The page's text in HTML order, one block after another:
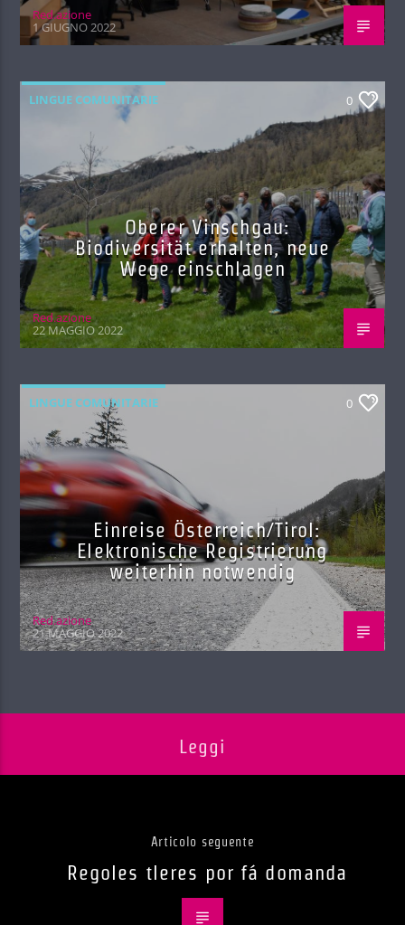
Red.azione
1 GIUGNO 2022
LINGUE COMUNITARIE 0
Oberer Vinschgau:
Biodiversität erhalten, neue
Wege einschlagen
Red.azione
22 MAGGIO 2022
LINGUE COMUNITARIE 0
Einreise Österreich/Tirol:
Elektronische Registrierung
weiterhin notwendig
Red.azione
21 MAGGIO 2022
Leggi
Articolo seguente
Regoles tleres por fá domanda